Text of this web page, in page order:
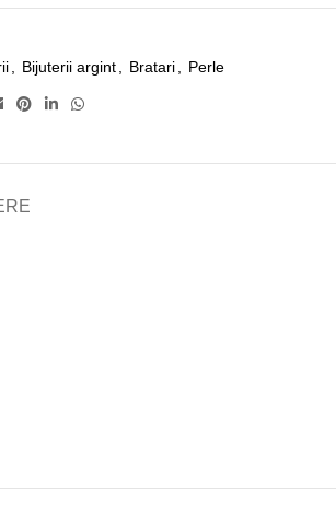
Bijuterii argint Bratari Perle